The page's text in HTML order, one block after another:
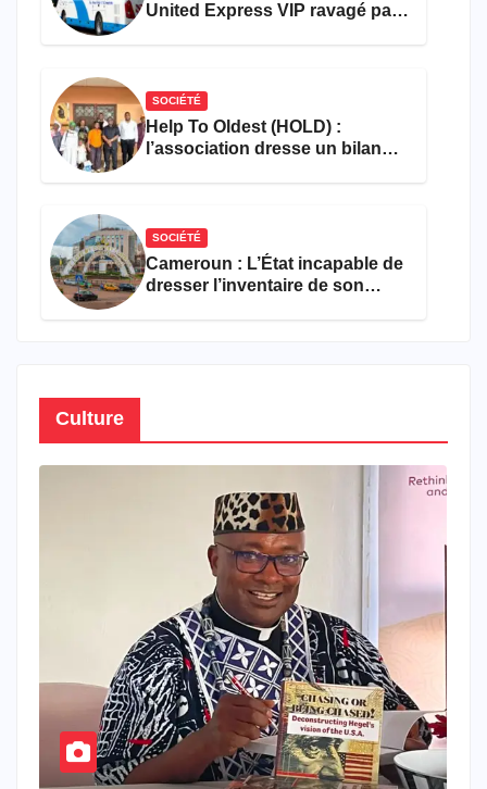
United Express VIP ravagé par
SOCIÉTÉ
Help To Oldest (HOLD) :
l’association dresse un bilan
SOCIÉTÉ
Cameroun : L’État incapable de
dresser l’inventaire de son
Culture